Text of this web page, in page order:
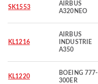
SK1553
AIRBUS
A320NEO
KL1216
AIRBUS
INDUSTRIE
A350
KL1220
BOEING 777-
300ER